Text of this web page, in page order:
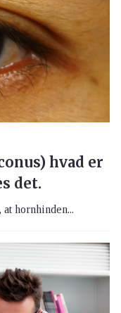
hvad er
det.
hornhinden...